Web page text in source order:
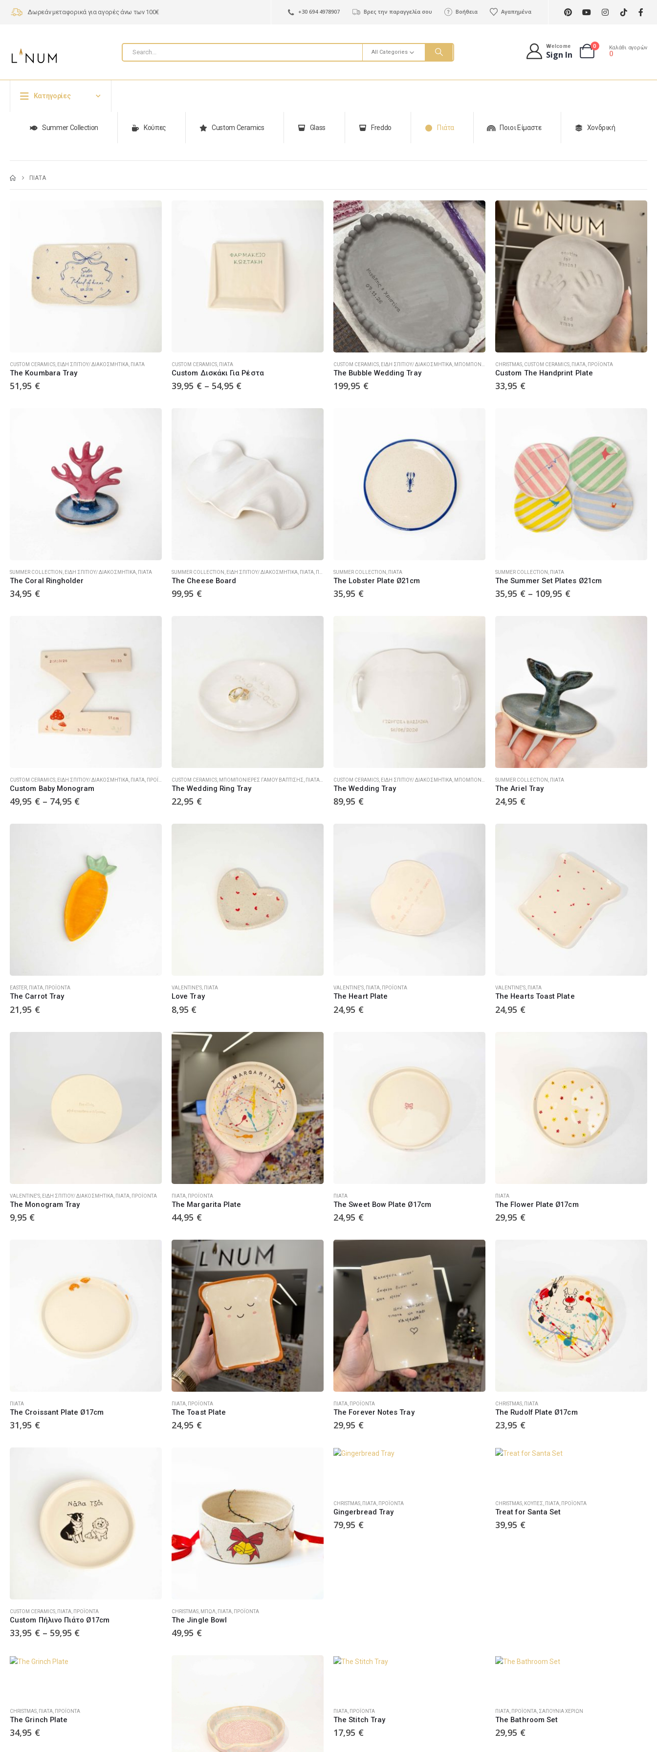
Δωρεάν μεταφορικά για αγορές άνω των 100€ +30 694 4978907 Βρες την παραγγελία σου Βοήθεια Αγαπημένα
All Categories
Welcome
Sign In
0 Καλάθι αγορών
0
Κατηγορίες
Summer Collection Κούπες Custom Ceramics Glass Freddo Πιάτα Ποιοι Είμαστε Χονδρική
ΠΙΆΤΑ
CUSTOM CERAMICS ΕΊΔΗ ΣΠΙΤΙΟΎ/ ΔΙΑΚΟΣΜΗΤΙΚΆ ΠΙΆΤΑ
The Koumbara Tray
51,95 €
CUSTOM CERAMICS ΠΙΆΤΑ
Custom Δισκάκι Για Ρέστα
39,95 € – 54,95 €
CUSTOM CERAMICS ΕΊΔΗ ΣΠΙΤΙΟΎ/ ΔΙΑΚΟΣΜΗΤΙΚΆ ΜΠΟΜΠΟΝΙΈΡΕΣ ΓΆΜΟΥ ΒΆΠΤΙΣΗΣ , ΠΙΆΤΑ
The Bubble Wedding Tray
199,95 €
CHRISTMAS CUSTOM CERAMICS ΠΙΆΤΑ ΠΡΟΪΌΝΤΑ
Custom The Handprint Plate
33,95 €
SUMMER COLLECTION ΕΊΔΗ ΣΠΙΤΙΟΎ/ ΔΙΑΚΟΣΜΗΤΙΚΆ ΠΙΆΤΑ
The Coral Ringholder
34,95 €
SUMMER COLLECTION ΕΊΔΗ ΣΠΙΤΙΟΎ/ ΔΙΑΚΟΣΜΗΤΙΚΆ ΠΙΆΤΑ ΠΡΟΪΌΝΤΑ
The Cheese Board
99,95 €
SUMMER COLLECTION ΠΙΆΤΑ
The Lobster Plate Ø21cm
35,95 €
SUMMER COLLECTION ΠΙΆΤΑ
The Summer Set Plates Ø21cm
35,95 € – 109,95 €
CUSTOM CERAMICS, ΕΊΔΗ ΣΠΙΤΙΟΎ/ ΔΙΑΚΟΣΜΗΤΙΚΆ, ΠΙΆΤΑ, ΠΡΟΪΌΝΤΑ
Custom Baby Monogram
49,95 € – 74,95 €
CUSTOM CERAMICS, ΜΠΟΜΠΟΝΙΈΡΕΣ ΓΆΜΟΥ ΒΆΠΤΙΣΗΣ, ΠΙΆΤΑ,ΠΡΟΪΌΝΤΑ
The Wedding Ring Tray
22,95 €
CUSTOM CERAMICS, ΕΊΔΗ ΣΠΙΤΙΟΎ/ ΔΙΑΚΟΣΜΗΤΙΚΆ, ΜΠΟΜΠΟΝΙΈΡΕΣ ΓΆΜΟΥ ΒΆΠΤΙΣΗΣ ΠΙΆΤΑ
The Wedding Tray
89,95 €
SUMMER COLLECTION , ΠΙΆΤΑ
The Ariel Tray
24,95 €
EASTER, ΠΙΆΤΑ, ΠΡΟΪΌΝΤΑ
The Carrot Tray
21,95 €
VALENTINE'S, ΠΙΆΤΑ
Love Tray
8,95 €
VALENTINE'S, ΠΙΆΤΑ, ΠΡΟΪΌΝΤΑ
The Heart Plate
24,95 €
VALENTINE'S, ΠΙΆΤΑ
The Hearts Toast Plate
24,95 €
VALENTINE'S ΕΊΔΗ ΣΠΙΤΙΟΎ/ ΔΙΑΚΟΣΜΗΤΙΚΆ ΠΙΆΤΑ ΠΡΟΪΌΝΤΑ
The Monogram Tray
9,95 €
ΠΙΆΤΑ ΠΡΟΪΌΝΤΑ
The Margarita Plate
44,95 €
ΠΙΆΤΑ
The Sweet Bow Plate Ø17cm
24,95 €
ΠΙΆΤΑ
The Flower Plate Ø17cm
29,95 €
ΠΙΆΤΑ
The Croissant Plate Ø17cm
31,95 €
ΠΙΆΤΑ ΠΡΟΪΌΝΤΑ
The Toast Plate
24,95 €
ΠΙΆΤΑ ΠΡΟΪΌΝΤΑ
The Forever Notes Tray
29,95 €
CHRISTMAS ΠΙΆΤΑ
The Rudolf Plate Ø17cm
23,95 €
CUSTOM CERAMICS ΠΙΆΤΑ ΠΡΟΪΌΝΤΑ
Custom Πήλινo Πιάτο Ø17cm
33,95 € – 59,95 €
CHRISTMAS ΜΠΏΛ ΠΙΆΤΑ ΠΡΟΪΌΝΤΑ
The Jingle Bowl
49,95 €
CHRISTMAS ΠΙΆΤΑ ΠΡΟΪΌΝΤΑ
Gingerbread Tray
79,95 €
CHRISTMAS ΚΟΎΠΕΣ ΠΙΆΤΑ ΠΡΟΪΌΝΤΑ
Treat for Santa Set
39,95 €
CHRISTMAS, ΠΙΆΤΑ, ΠΡΟΪΌΝΤΑ
The Grinch Plate
34,95 €
ΠΙΆΤΑ, ΠΡΟΪΌΝΤΑ
The Stitch Tray
17,95 €
ΠΙΆΤΑ, ΠΡΟΪΌΝΤΑ, ΣΑΠOΎΝΙΑ ΧΕΡΙΏΝ
The Bathroom Set
29,95 €